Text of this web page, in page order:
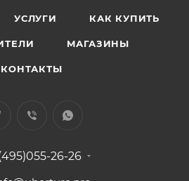
УСЛУГИ КАК КУПИТЬ
МАГАЗИНЫ
КОНТАКТЫ
26-26